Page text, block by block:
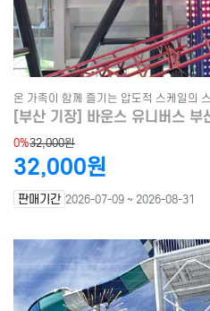
온 가족이 함께 즐기는 압도적 스케일의
[부산 기장] 바운스 유니버스 부
0%32,000원
32,000원
판매기간 2026-07-09 ~ 2026-08-31